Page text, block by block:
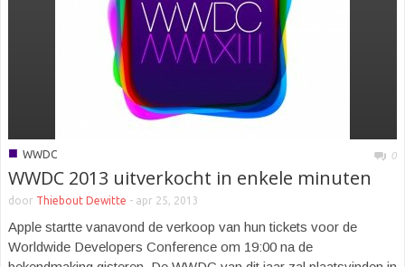
■ WWDC 0
WWDC 2013 uitverkocht in enkele minuten
door Thiebout Dewitte - apr 25, 2013
Apple startte vanavond de verkoop van hun tickets voor de
Worldwide Developers Conference om 19:00 na de